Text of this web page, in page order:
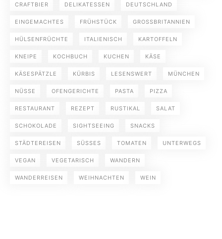
CRAFTBIER DELIKATESSEN DEUTSCHLAND
EINGEMACHTES FRÜHSTÜCK GROSSBRITANNIEN
HÜLSENFRÜCHTE ITALIENISCH KARTOFFELN
KNEIPE KOCHBUCH KUCHEN KÄSE
KÄSESPÄTZLE KÜRBIS LESENSWERT MÜNCHEN
NÜSSE OFENGERICHTE PASTA PIZZA
RESTAURANT REZEPT RUSTIKAL SALAT
SCHOKOLADE SIGHTSEEING SNACKS
STÄDTEREISEN SÜSSES TOMATEN UNTERWEGS
VEGAN VEGETARISCH WANDERN
WANDERREISEN WEIHNACHTEN WEIN